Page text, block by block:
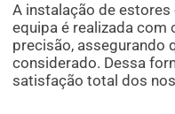
A instalação de
equipa é realizada com
precisão, assegurando
considerado. Dessa
satisfação total dos